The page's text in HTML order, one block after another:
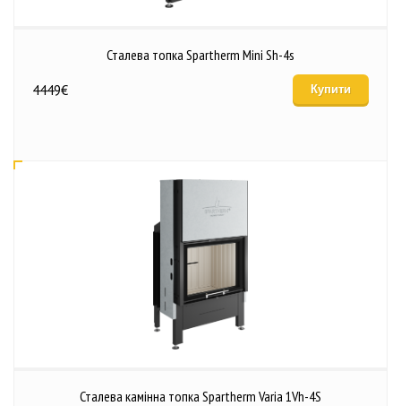
Сталева топка Spartherm Mini Sh-4s
4449€ Купити
Сталева камінна топка Spartherm Varia 1Vh-4S